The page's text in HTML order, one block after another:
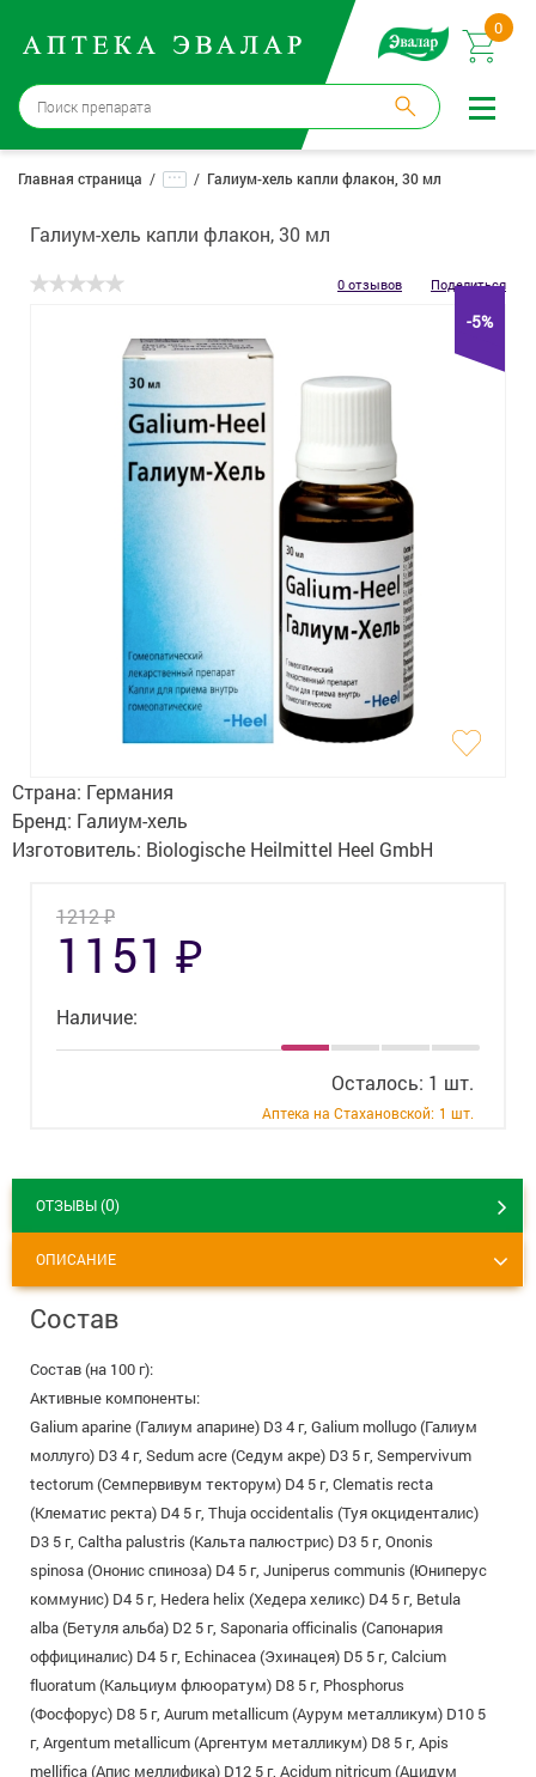
0
Москва→
12 аптек
Регистрация
Доставка и оплата
Изделия медицинского назначения
Планирование семьи
Ортопедия
Мама и малыш
Уход за больными
Витамины и БАД
Скидки и акции
Вакансии
Главная страница ... Галиум-хель капли флакон, 30 мл
Галиум-хель капли флакон, 30 мл
0 отзывов Поделиться
-5%
Страна: Германия
Бренд: Галиум-хель
Изготовитель: Biologische Heilmittel Heel GmbH
1212₽
1151 ₽
Наличие:
Осталось: 1 шт.
Аптека на Стахановской: 1 шт.
ОТЗЫВЫ (0)
ОПИСАНИЕ
Состав
Состав (на 100 г):
Активные компоненты:
Galium aparine (Галиум апарине) D3 4 г, Galium mollugo (Галиум
моллуго) D3 4 г, Sedum acre (Седум акре) D3 5 г, Sempervivum
tectorum (Семпервивум текторум) D4 5 г, Clematis recta
(Клематис ректа) D4 5 г, Thuja occidentalis (Туя окциденталис)
D3 5 г, Caltha palustris (Кальта палюстрис) D3 5 г, Ononis
spinosa (Ононис спиноза) D4 5 г, Juniperus communis (Юниперус
коммунис) D4 5 г, Hedera helix (Хедера хеликс) D4 5 г, Betula
alba (Бетуля альба) D2 5 г, Saponaria officinalis (Сапонария
оффициналис) D4 5 г, Echinacea (Эхинацея) D5 5 г, Calcium
fluoratum (Кальциум флюоратум) D8 5 г, Phosphorus
(Фосфорус) D8 5 г, Aurum metallicum (Аурум металликум) D10 5
г, Argentum metallicum (Аргентум металликум) D8 5 г, Apis
mellifica (Апис меллифика) D12 5 г, Acidum nitricum (Ацидум